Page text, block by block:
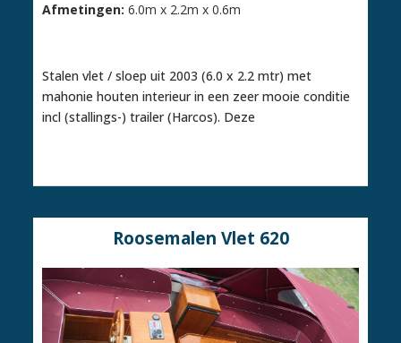
Afmetingen:6.0m x 2.2m x 0.6m
Stalen vlet / sloep uit 2003 (6.0 x 2.2 mtr) met
mahonie houten interieur in een zeer mooie conditie
incl (stallings-) trailer (Harcos). Deze
Roosemalen Vlet 620